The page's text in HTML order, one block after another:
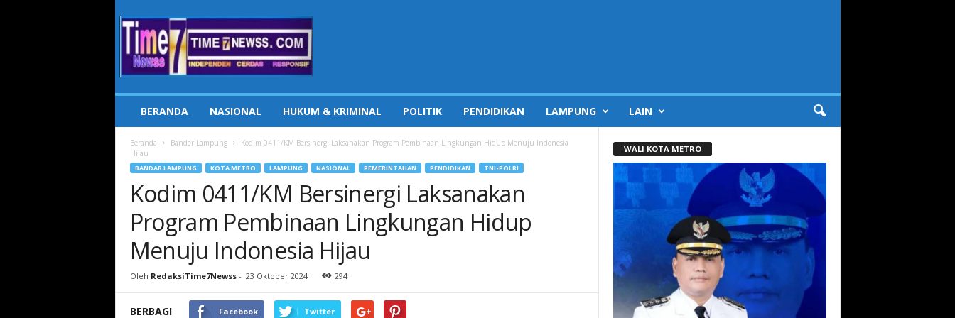
BERANDA NASIONAL HUKUM & KRIMINAL POLITIK PENDIDIKAN LAMPUNG LAIN
Beranda Bandar Lampung
Kodim 0411/KM Bersinergi Laksanakan Program Pembinaan Lingkungan Hidup Menuju Indonesia
Hijau
BANDAR LAMPUNG KOTA METRO LAMPUNG NASIONAL PEMERINTAHAN PENDIDIKAN TNI-POLRI
Kodim 0411/KM Bersinergi Laksanakan
Program Pembinaan Lingkungan Hidup
Menuju Indonesia Hijau
Oleh RedaksiTime7Newss- 23 Oktober 2024 294
BERBAGI Facebook Twitter
WALI KOTA METRO